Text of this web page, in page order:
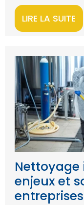
LIRE LA SUITE
Nettoyage
enjeux et
entreprises